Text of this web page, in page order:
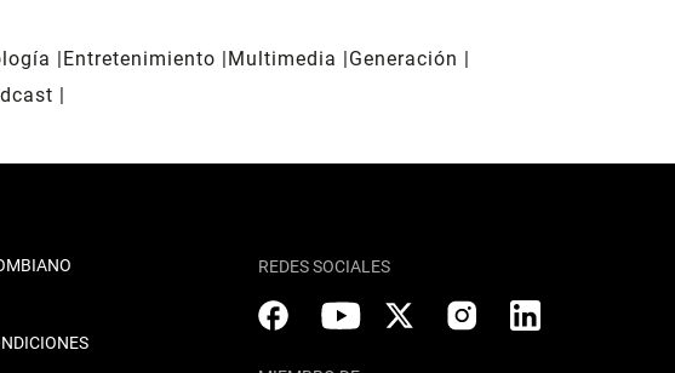
Entretenimiento Multimedia
Generación
REDES SOCIALES